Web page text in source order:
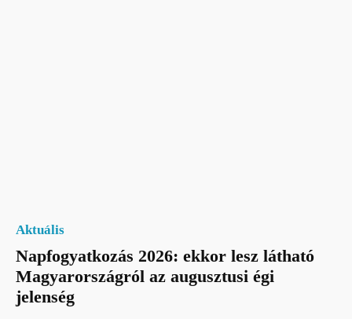
Aktuális
Napfogyatkozás 2026: ekkor lesz látható
Magyarországról az augusztusi égi
jelenség